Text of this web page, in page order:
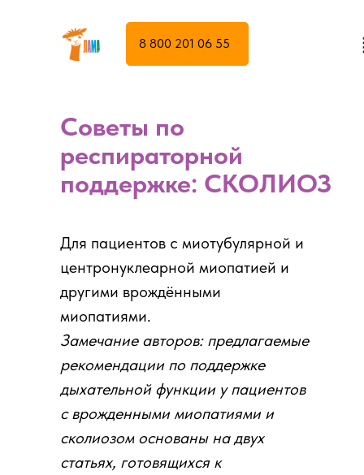
8 800 201 06 55
Советы по
респираторной
поддержке: СКОЛИОЗ
Для пациентов с миотубулярной и
центронуклеарной миопатией и
другими врождёнными
миопатиями.
Замечание авторов: предлагаемые
рекомендации по поддержке
дыхательной функции у пациентов
с врожденными миопатиями и
сколиозом основаны на двух
статьях, готовящихся к